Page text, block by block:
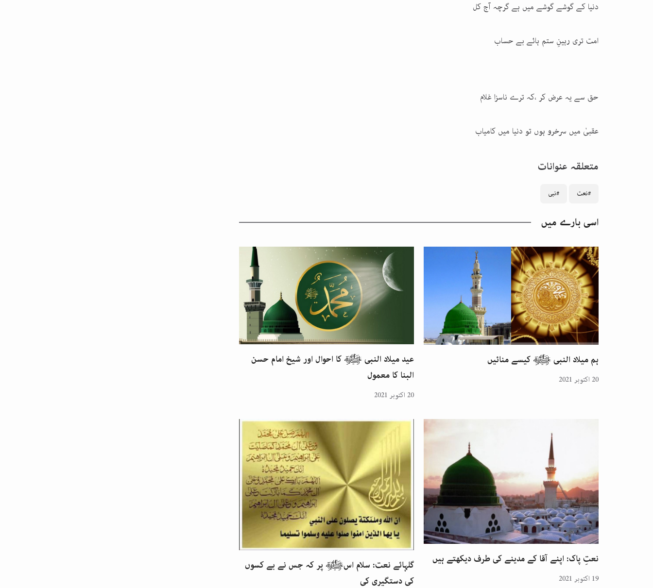
دنیا کے گوشے گوشے میں ہے گرچہ آج کل
امت تری رہینِ ستم ہائے بے حساب
حق سے یہ عرض کر ،کہ ترے ناسزا غلام
عقبیٰ میں سرخرو ہوں تو دنیا میں کامیاب
متعلقہ عنوانات
#نعت #نبی
اسی بارے میں
ہم میلاد النبی ﷺ کیسے منائیں
20 اکتوبر 2021
عید میلاد النبی ﷺ کا احوال اور شیخ امام حسن
البنا کا معمول
20 اکتوبر 2021
نعتِ پاک: اپنے آقا کے مدینے کی طرف دیکھتے ہیں
19 اکتوبر 2021
گلہائے نعت: سلام اسﷺ پر کہ جس نے بے کسوں
کی دستگیری کی